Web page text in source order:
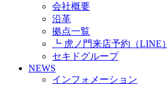
会社概要
沿革
拠点一覧
┗ 虎ノ門来店予約（LINE）
セキドグループ
NEWS
インフォメーション